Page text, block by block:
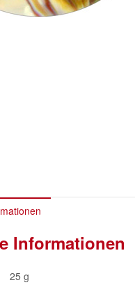
Informationen
25 g